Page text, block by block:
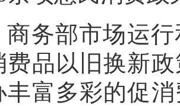
部市场运行
费品以旧换新
丰富多彩的促